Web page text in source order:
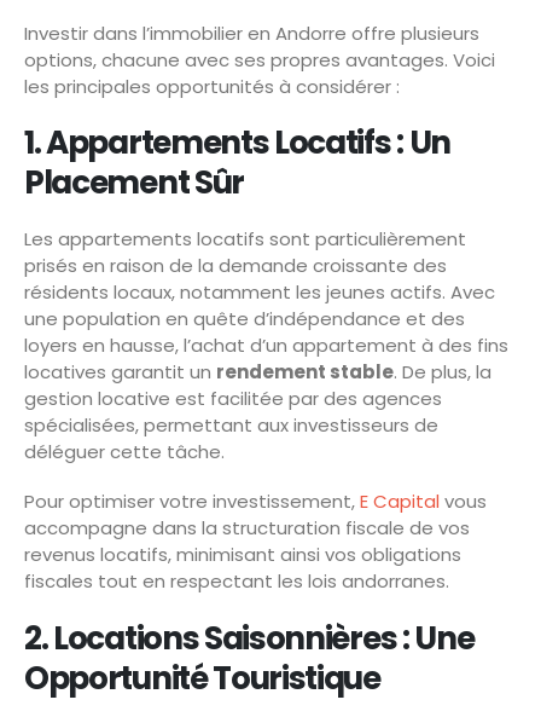
Investir dans l’immobilier en Andorre offre plusieurs
options, chacune avec ses propres avantages. Voici
les principales opportunités à considérer :
1. Appartements Locatifs : Un
Placement Sûr
Les appartements locatifs sont particulièrement
prisés en raison de la demande croissante des
résidents locaux, notamment les jeunes actifs. Avec
une population en quête d’indépendance et des
loyers en hausse, l’achat d’un appartement à des fins
locatives garantit un rendement stable. De plus, la
gestion locative est facilitée par des agences
spécialisées, permettant aux investisseurs de
déléguer cette tâche.
Pour optimiser votre investissement,E Capital vous
accompagne dans la structuration fiscale de vos
revenus locatifs, minimisant ainsi vos obligations
fiscales tout en respectant les lois andorranes.
2. Locations Saisonnières : Une
Opportunité Touristique